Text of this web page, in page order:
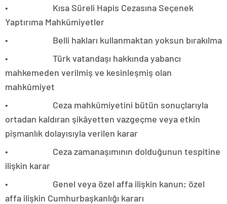
• Kısa Süreli Hapis Cezasına Seçenek
Yaptırıma Mahkûmiyetler
• Belli hakları kullanmaktan yoksun bırakılma
• Türk vatandaşı hakkında yabancı
mahkemeden verilmiş ve kesinleşmiş olan
mahkûmiyet
• Ceza mahkûmiyetini bütün sonuçlarıyla
ortadan kaldıran şikâyetten vazgeçme veya etkin
pişmanlık dolayısıyla verilen karar
• Ceza zamanaşımının dolduğunun tespitine
ilişkin karar
• Genel veya özel affa ilişkin kanun; özel
affa ilişkin Cumhurbaşkanlığı kararı